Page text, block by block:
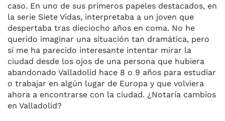
caso. En uno de sus primeros papeles destacados, en
la serie Siete Vidas, interpretaba a un joven que
despertaba tras dieciocho años en coma. No he
querido imaginar una situación tan dramática, pero
sí me ha parecido interesante intentar mirar la
ciudad desde los ojos de una persona que hubiera
abandonado Valladolid hace 8 o 9 años para estudiar
o trabajar en algún lugar de Europa y que volviera
ahora a encontrarse con la ciudad. ¿Notaría cambios
en Valladolid?